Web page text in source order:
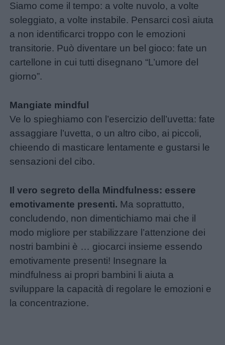
Siamo come il tempo: a volte nuvolo, a volte
soleggiato, a volte instabile. Pensarci così aiuta
a non identificarci troppo con le emozioni
transitorie. Può diventare un bel gioco: fate un
cartellone in cui tutti disegnano “L’umore del
giorno”.
Mangiate mindful
Ve lo spieghiamo con l’esercizio dell’uvetta: fate
assaggiare l’uvetta, o un altro cibo, ai piccoli,
chieendo di masticare lentamente e gustarsi le
sensazioni del cibo.
Il vero segreto della Mindfulness: essere
emotivamente presenti. Ma soprattutto,
concludendo, non dimentichiamo mai che il
modo migliore per stabilizzare l’attenzione dei
nostri bambini è … giocarci insieme essendo
emotivamente presenti! Insegnare la
mindfulness ai propri bambini li aiuta a
sviluppare la capacità di regolare le emozioni e
la concentrazione.